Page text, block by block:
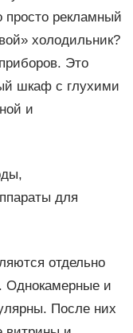
рекламный
холодильник?
Это
шкаф с глухими
и
для
отдельно
Однокамерные и
После них